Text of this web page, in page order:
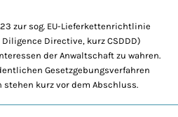
zur sog. EU-Lieferkettenrichtlinie
Directive, kurz CSDDD)
der Anwaltschaft zu wahren.
Gesetzgebungsverfahren
kurz vor dem Abschluss.